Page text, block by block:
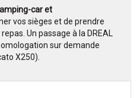
car et
vos sièges et de prendre
Un passage à la DREAL
sur demande
X250).